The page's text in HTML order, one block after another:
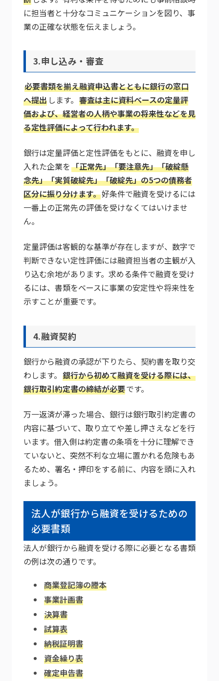
に担当者と十分なコミュニケーションを図り、事
業の正確な状態を伝えましょう。
3.申し込み・審査
必要書類を揃え融資申込書とともに銀行の窓口
へ提出 します。 審査は主に資料ベースの定量評
価および、経営者の人柄や事業の将来性などを見
る定性評価によって行われます。
銀行は定量評価と定性評価をもとに、融資を申し
入れた企業を「正常先」「要注意先」「破綻懸
念先」「実質破綻先」「破綻先」の5つの債務者
区分に振り分けます。好条件で融資を受けるには
一番上の正常先の評価を受けなくてはいけませ
ん。
定量評価は客観的な基準が存在しますが、数字で
判断できない定性評価には融資担当者の主観が入
り込む余地があります。求める条件で融資を受け
るには、書類をベースに事業の安定性や将来性を
示すことが重要です。
4.融資契約
銀行から融資の承認が下りたら、契約書を取り交
わします。 銀行から初めて融資を受ける際には、
銀行取引約定書の締結が必要です。
万一返済が滞った場合、銀行は銀行取引約定書の
内容に基づいて、取り立てや差し押さえなどを行
います。借入側は約定書の条項を十分に理解でき
ていないと、突然不利な立場に置かれる危険もあ
るため、署名・押印をする前に、内容を頭に入れ
ましょう。
法人が銀行から融資を受けるための
必要書類
法人が銀行から融資を受ける際に必要となる書類
の例は次の通りです。
商業登記簿の謄本
事業計画書
決算書
試算表
納税証明書
資金繰り表
確定申告書